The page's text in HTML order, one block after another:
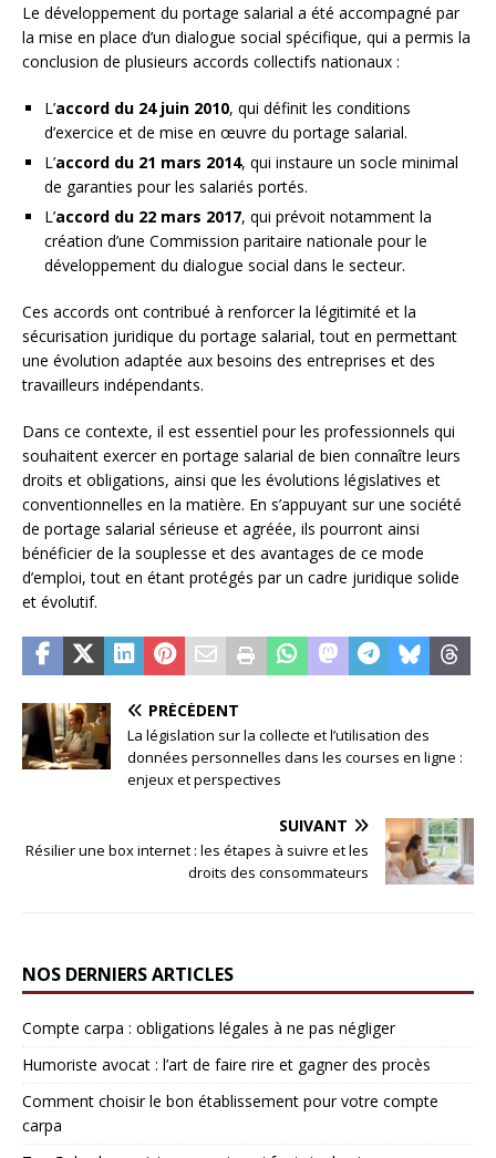
Le développement du portage salarial a été accompagné par
la mise en place d’un dialogue social spécifique, qui a permis la
conclusion de plusieurs accords collectifs nationaux :
L’accord du 24 juin 2010, qui définit les conditions
d’exercice et de mise en œuvre du portage salarial.
L’accord du 21 mars 2014, qui instaure un socle minimal
de garanties pour les salariés portés.
L’accord du 22 mars 2017, qui prévoit notamment la
création d’une Commission paritaire nationale pour le
développement du dialogue social dans le secteur.
Ces accords ont contribué à renforcer la légitimité et la
sécurisation juridique du portage salarial, tout en permettant
une évolution adaptée aux besoins des entreprises et des
travailleurs indépendants.
Dans ce contexte, il est essentiel pour les professionnels qui
souhaitent exercer en portage salarial de bien connaître leurs
droits et obligations, ainsi que les évolutions législatives et
conventionnelles en la matière. En s’appuyant sur une société
de portage salarial sérieuse et agréée, ils pourront ainsi
bénéficier de la souplesse et des avantages de ce mode
d’emploi, tout en étant protégés par un cadre juridique solide
et évolutif.
PRÉCÉDENT
La législation sur la collecte et l’utilisation des
données personnelles dans les courses en ligne :
enjeux et perspectives
SUIVANT
Résilier une box internet : les étapes à suivre et les
droits des consommateurs
NOS DERNIERS ARTICLES
Compte carpa : obligations légales à ne pas négliger
Humoriste avocat : l’art de faire rire et gagner des procès
Comment choisir le bon établissement pour votre compte
carpa